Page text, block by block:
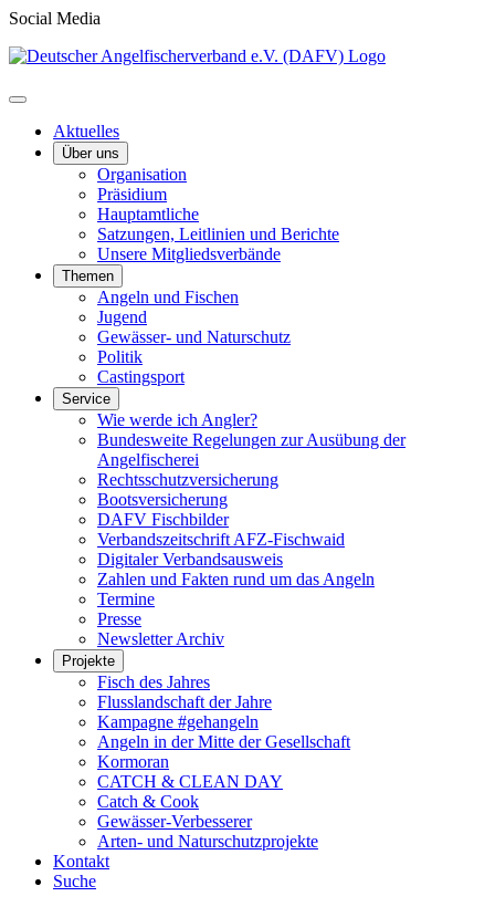
Social Media
Aktuelles
Über uns
Organisation
Präsidium
Hauptamtliche
Satzungen, Leitlinien und Berichte
Unsere Mitgliedsverbände
Themen
Angeln und Fischen
Jugend
Gewässer- und Naturschutz
Politik
Castingsport
Service
Wie werde ich Angler?
Bundesweite Regelungen zur Ausübung der
Angelfischerei
Rechtsschutzversicherung
Bootsversicherung
DAFV Fischbilder
Verbandszeitschrift AFZ-Fischwaid
Digitaler Verbandsausweis
Zahlen und Fakten rund um das Angeln
Termine
Presse
Newsletter Archiv
Projekte
Fisch des Jahres
Flusslandschaft der Jahre
Kampagne #gehangeln
Angeln in der Mitte der Gesellschaft
Kormoran
CATCH & CLEAN DAY
Catch & Cook
Gewässer-Verbesserer
Arten- und Naturschutzprojekte
Kontakt
Suche